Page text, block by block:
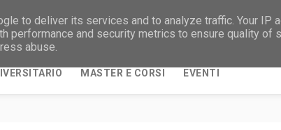
NOTIZIE DAL MONDO
MASTER E CORSI EVENTI
to deliver its services and to analyze traffic. Your IP
performance and security metrics to ensure quality of
abuse.